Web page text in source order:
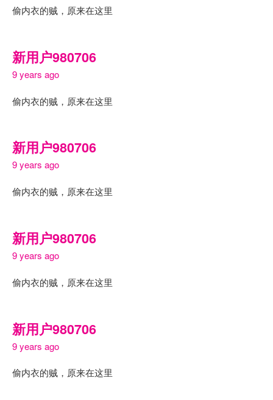
偷内衣的贼，原来在这里
新用户980706
9 years ago
偷内衣的贼，原来在这里
新用户980706
9 years ago
偷内衣的贼，原来在这里
新用户980706
9 years ago
偷内衣的贼，原来在这里
新用户980706
9 years ago
偷内衣的贼，原来在这里